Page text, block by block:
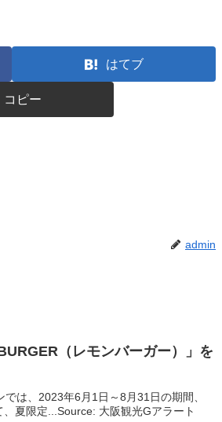
はてブ
コピー
admin
は、2023年6月1日～8月31日の期間、
夏限定...Source: 大阪観光Gアラート